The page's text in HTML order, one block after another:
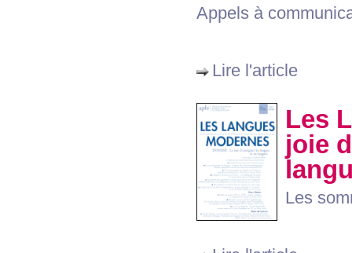
Appels à
Lire l'article
Les
joie
Les